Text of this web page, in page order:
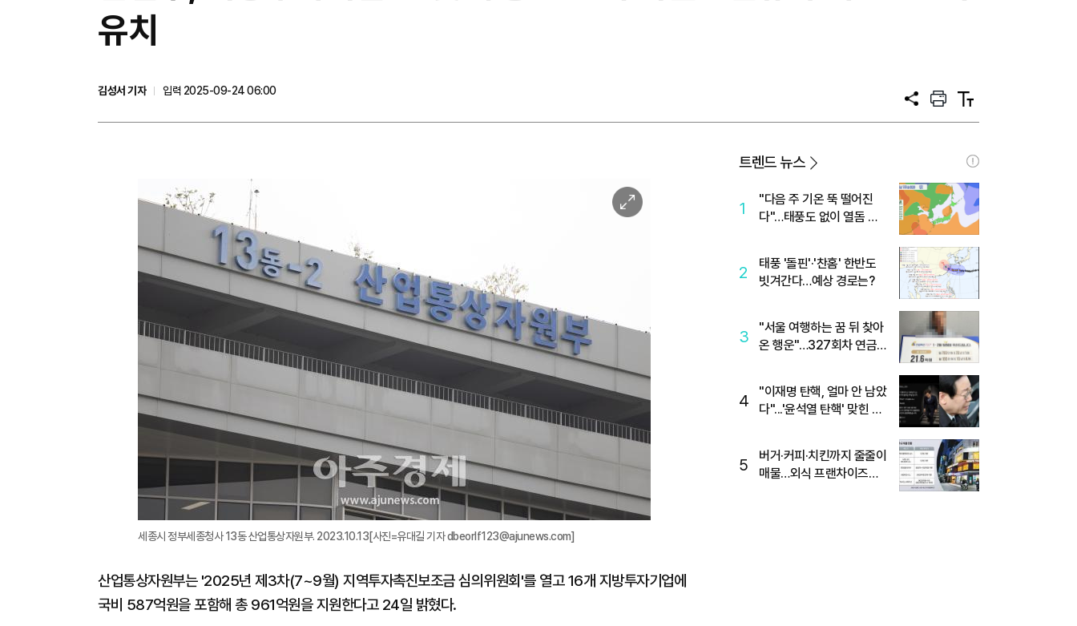
유치
김성서 기자
입력 2025-09-24 06:00
공
프
트
텍
트
이
미
세종시 정부세종청사 13동 산업통상자원부. 2023.10.13[사진=유대길 기자 dbeorlf123@ajunews.com]
산업통상자원부는 '2025년 제3차(7~9월) 지역투자촉진보조금 심의위원회'를 열고 16개 지방투자기업에
국비 587억원을 포함해 총 961억원을 지원한다고 24일 밝혔다.
트렌드 뉴스
1
"다음 주 기온 뚝 떨어진
다"…태풍도 없이 열돔 박
2
태풍 '돌핀'·'찬홈' 한반도
빗겨간다…예상 경로는?
3
"서울 여행하는 꿈 뒤 찾아
온 행운"…327회차 연금
4
"이재명 탄핵, 얼마 안 남았
다"...'윤석열 탄핵' 맞힌 무
5
버거·커피·치킨까지 줄줄이
매물…외식 프랜차이즈